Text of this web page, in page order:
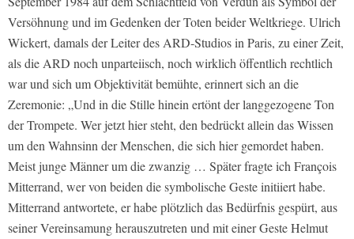
Versöhnung und im Gedenken der Toten beider Weltkriege. Ulrich
Wickert, damals der Leiter des ARD-Studios in Paris, zu einer Zeit,
als die ARD noch unparteiisch, noch wirklich öffentlich rechtlich
war und sich um Objektivität bemühte, erinnert sich an die
Zeremonie: „Und in die Stille hinein ertönt der langgezogene Ton
der Trompete. Wer jetzt hier steht, den bedrückt allein das Wissen
um den Wahnsinn der Menschen, die sich hier gemordet haben.
Meist junge Männer um die zwanzig … Später fragte ich François
Mitterrand, wer von beiden die symbolische Geste initiiert habe.
Mitterrand antwortete, er habe plötzlich das Bedürfnis gespürt, aus
seiner Vereinsamung herauszutreten und mit einer Geste Helmut